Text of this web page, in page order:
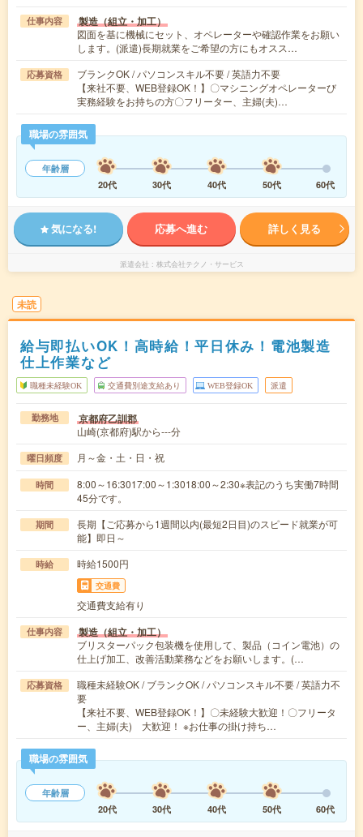
仕事内容 製造（組立・加工）
図面を基に機械にセット、オペレーターや確認作業をお願い
します。(派遣)長期就業をご希望の方にもオスス…
応募資格
ブランクOK / パソコンスキル不要 / 英語力不要
【来社不要、WEB登録OK！】〇マシニングオペレーターび
実務経験をお持ちの方〇フリーター、主婦(夫)…
職場の雰囲気
年齢層
20代
30代 40代 50代 60代
気になる! 応募へ進む 詳しく見る
派遣会社 株式会社テクノ・サービス
未読
給与即払いOK！高時給！平日休み！電池製造
仕上作業など
職種未経験OK 交通費別途支給あり WEB登録OK 派遣
勤務地 京都府乙訓郡
山崎(京都府)駅から---分
曜日頻度 月～金・土・日・祝
時間
8:00～16:3017:00～1:3018:00～2:30※表記のうち実働7時間
45分です。
期間
長期【ご応募から1週間以内(最短2日目)のスピード就業が可
能】即日～
時給 時給1500円
交通費
交通費支給有り
仕事内容 製造（組立・加工）
ブリスターパック包装機を使用して、製品（コイン電池）の
仕上げ加工、改善活動業務などをお願いします。(…
応募資格
職種未経験OK / ブランクOK / パソコンスキル不要 / 英語力不
要
【来社不要、WEB登録OK！】〇未経験大歓迎！〇フリータ
ー、主婦(夫) 大歓迎！ ※お仕事の掛け持ち…
職場の雰囲気
年齢層
20代
30代 40代 50代 60代